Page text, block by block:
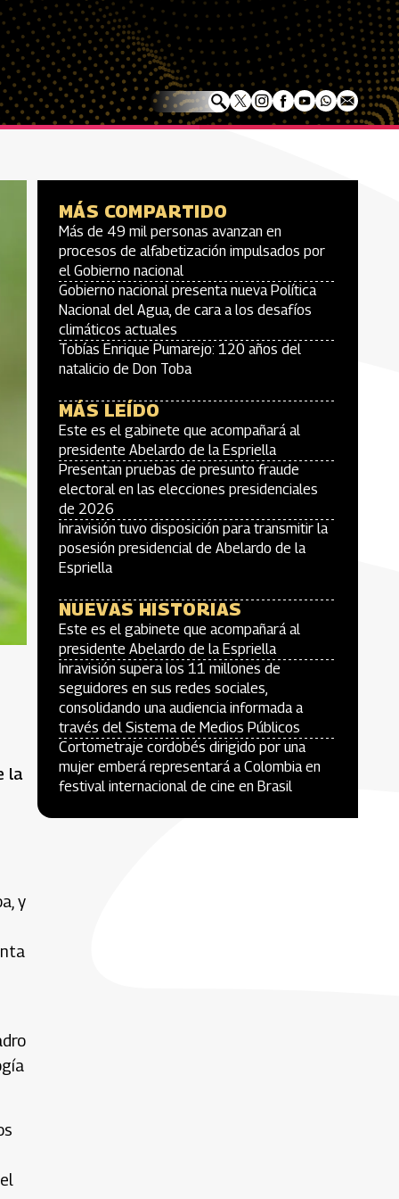
la
y
MÁS COMPARTIDO
Más de 49 mil personas avanzan en
procesos de alfabetización impulsados por
el Gobierno nacional
Gobierno nacional presenta nueva Política
Nacional del Agua, de cara a los desafíos
climáticos actuales
Tobías Enrique Pumarejo: 120 años del
natalicio de Don Toba
MÁS LEÍDO
Este es el gabinete que acompañará al
presidente Abelardo de la Espriella
Presentan pruebas de presunto fraude
electoral en las elecciones presidenciales
de 2026
Inravisión tuvo disposición para transmitir la
posesión presidencial de Abelardo de la
Espriella
NUEVAS HISTORIAS
Este es el gabinete que acompañará al
presidente Abelardo de la Espriella
Inravisión supera los 11 millones de
seguidores en sus redes sociales,
consolidando una audiencia informada a
través del Sistema de Medios Públicos
Cortometraje cordobés dirigido por una
mujer emberá representará a Colombia en
festival internacional de cine en Brasil